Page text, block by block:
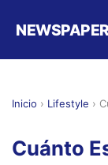
Inicio › Lifestyle ›
Cuánto